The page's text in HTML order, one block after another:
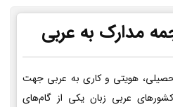
مدارک به عربی
هویتی و کاری به عربی جهت
عربی زبان یکی از گام‌های